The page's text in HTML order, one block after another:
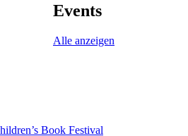
Events
Alle anzeigen
Book Festival